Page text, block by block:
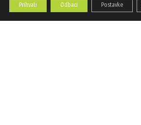
KONTAKT
Prihvati Odbaci Postavke